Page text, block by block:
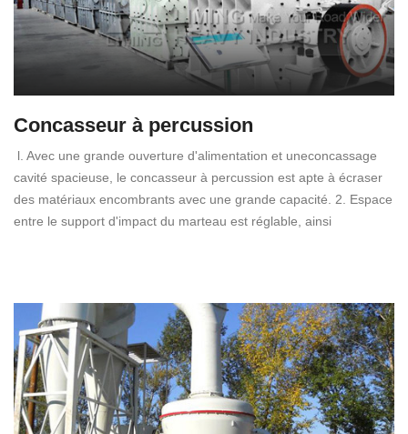
Concasseur à percussion
l. Avec une grande ouverture d'alimentation et uneconcassage
cavité spacieuse, le concasseur à percussion est apte à écraser
des matériaux encombrants avec une grande capacité. 2. Espace
entre le support d'impact du marteau est réglable, ainsi